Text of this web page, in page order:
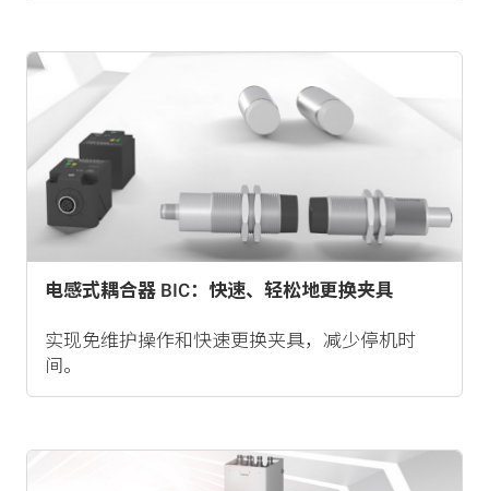
电感式耦合器 BIC：快速、轻松地更换夹具
实现免维护操作和快速更换夹具，减少停机时
间。